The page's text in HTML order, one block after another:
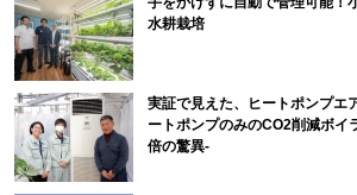
水耕栽培
実証で見えた、ヒートポンプエ
ートポンプのみのCO2削減ボイ
倍の驚異-